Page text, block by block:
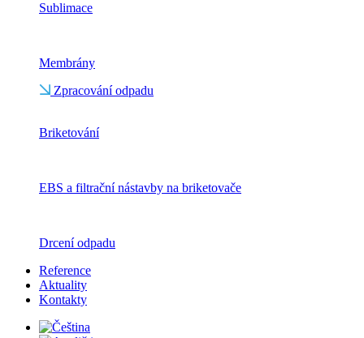
Sublimace
Membrány
Zpracování odpadu
Briketování
EBS a filtrační nástavby na briketovače
Drcení odpadu
Reference
Aktuality
Kontakty